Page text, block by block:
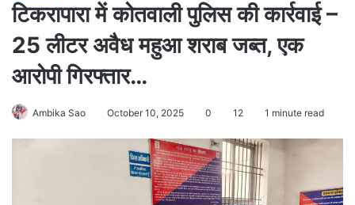
टिकरापारा में कोतवाली पुलिस की कार्रवाई –
25 लीटर अवैध महुआ शराब जब्त, एक
आरोपी गिरफ्तार…
Ambika Sao October 10, 2025 0 12 1 minute read